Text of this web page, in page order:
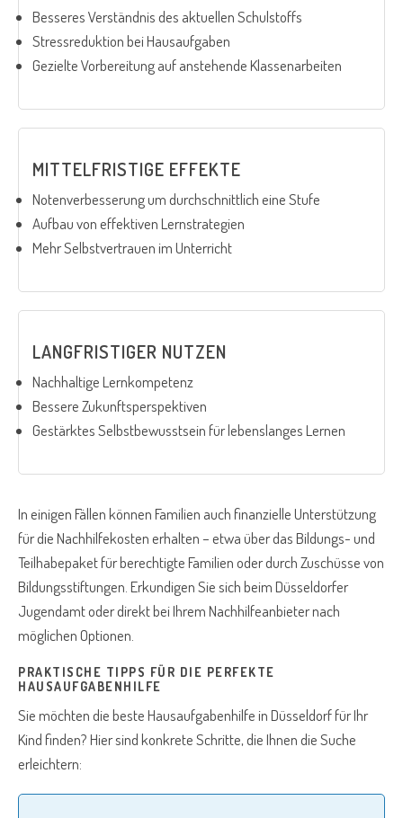
Besseres Verständnis des aktuellen Schulstoffs
Stressreduktion bei Hausaufgaben
Gezielte Vorbereitung auf anstehende Klassenarbeiten
MITTELFRISTIGE EFFEKTE
Notenverbesserung um durchschnittlich eine Stufe
Aufbau von effektiven Lernstrategien
Mehr Selbstvertrauen im Unterricht
LANGFRISTIGER NUTZEN
Nachhaltige Lernkompetenz
Bessere Zukunftsperspektiven
Gestärktes Selbstbewusstsein für lebenslanges Lernen
In einigen Fällen können Familien auch finanzielle Unterstützung
für die Nachhilfekosten erhalten – etwa über das Bildungs- und
Teilhabepaket für berechtigte Familien oder durch Zuschüsse von
Bildungsstiftungen. Erkundigen Sie sich beim Düsseldorfer
Jugendamt oder direkt bei Ihrem Nachhilfeanbieter nach
möglichen Optionen.
PRAKTISCHE TIPPS FÜR DIE PERFEKTE
HAUSAUFGABENHILFE
Sie möchten die beste Hausaufgabenhilfe in Düsseldorf für Ihr
Kind finden? Hier sind konkrete Schritte, die Ihnen die Suche
erleichtern: